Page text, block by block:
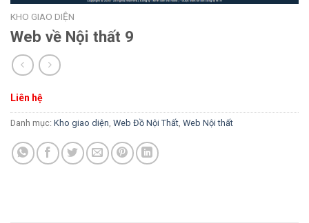
KHO GIAO DIỆN
Web về Nội thất 9
Liên hệ
Danh mục: Kho giao diện Web Đồ Nội Thất Web Nội thất